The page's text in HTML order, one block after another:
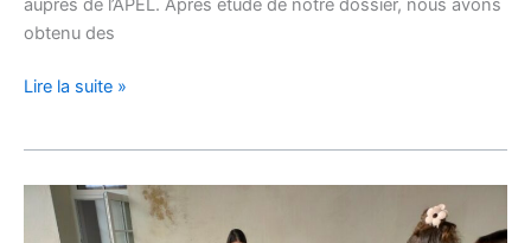
obtenu des
Lire la suite »
route